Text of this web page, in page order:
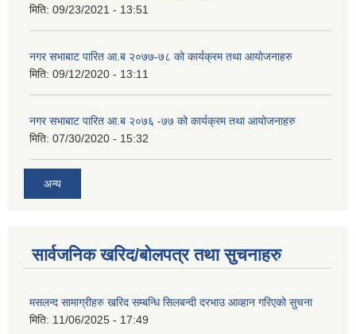
मिति: 09/23/2021 - 13:51
नगर सभाबाट पारित आ.ब २०७७-७८ को कार्यक्रम तथा आयोजनाहरु
मिति: 09/12/2020 - 13:11
नगर सभाबाट पारित आ.ब २०७६ -७७ को कार्यक्रम तथा आयोजनाहरु
मिति: 07/30/2020 - 15:32
अन्य
सार्वजनिक खरिद/बोलपत्र तथा सुचनाहरु
मसलन्द सामाग्रीहरु खरिद सम्बन्धि सिलबन्दी दरभाउ आव्हान गरिएको सुचना
मिति: 11/06/2025 - 17:49